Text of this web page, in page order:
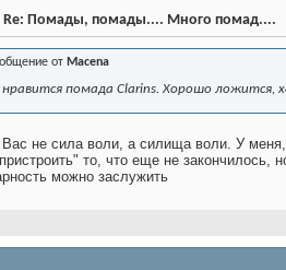
Re: Помады, помады.... Много помад....
от Macena
нравится помада Clarins. Хорошо ложится,
Вас не сила воли, а силища воли. У
то, что еще не
можно заслужить